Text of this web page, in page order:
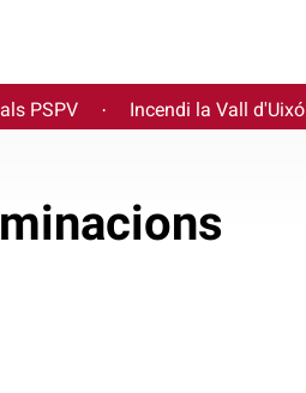
PSPV · Incendi la Vall d'Uixó